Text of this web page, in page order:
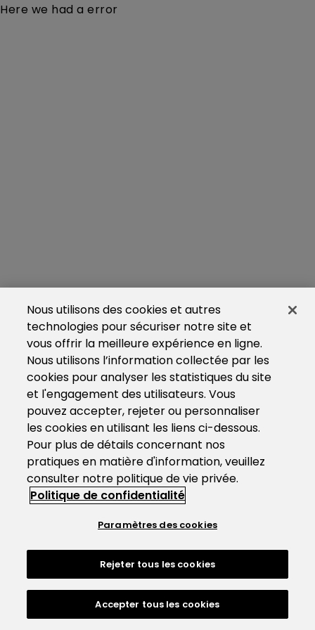
Here we had a error
Nous utilisons des cookies et autres
technologies pour sécuriser notre site et
vous offrir la meilleure expérience en ligne.
Nous utilisons l’information collectée par les
cookies pour analyser les statistiques du site
et l'engagement des utilisateurs. Vous
pouvez accepter, rejeter ou personnaliser
les cookies en utilisant les liens ci-dessous.
Pour plus de détails concernant nos
pratiques en matière d'information, veuillez
consulter notre politique de vie privée.
Politique de confidentialité
Paramètres des cookies
Rejeter tous les cookies
Accepter tous les cookies